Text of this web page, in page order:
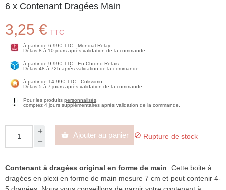
6 x Contenant Dragées Main
3,25 € TTC
à partir de 6,99€ TTC - Mondial Relay
Délais 8 à 10 jours après validation de la commande.
à partir de 9,99€ TTC - En Chrono-Relais.
Délais 48 à 72h après validation de la commande.
à partir de 14,99€ TTC - Colissimo
Délais 5 à 7 jours après validation de la commande.
Pour les produits personnalisés
comptez 4 jours supplémentaires après validation de la commande.
 Ajouter au panier  Rupture de stock
Contenant à dragées original en forme de main . Cette boite à
dragées en plexi en forme de main mesure 7 cm et peut contenir 4-